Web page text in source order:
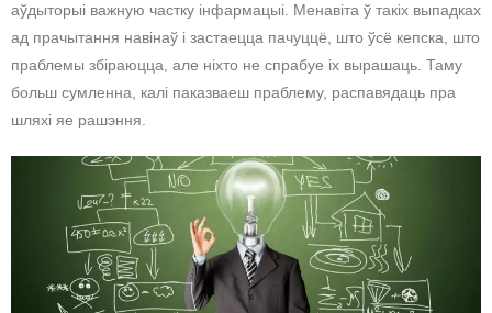
аўдыторыі важную частку інфармацыі. Менавіта ў такіх выпадках
ад прачытання навінаў і застаецца пачуццё, што ўсё кепска, што
праблемы збіраюцца, але ніхто не спрабуе іх вырашаць. Таму
больш сумленна, калі паказваеш праблему, распавядаць пра
шляхі яе рашэння.